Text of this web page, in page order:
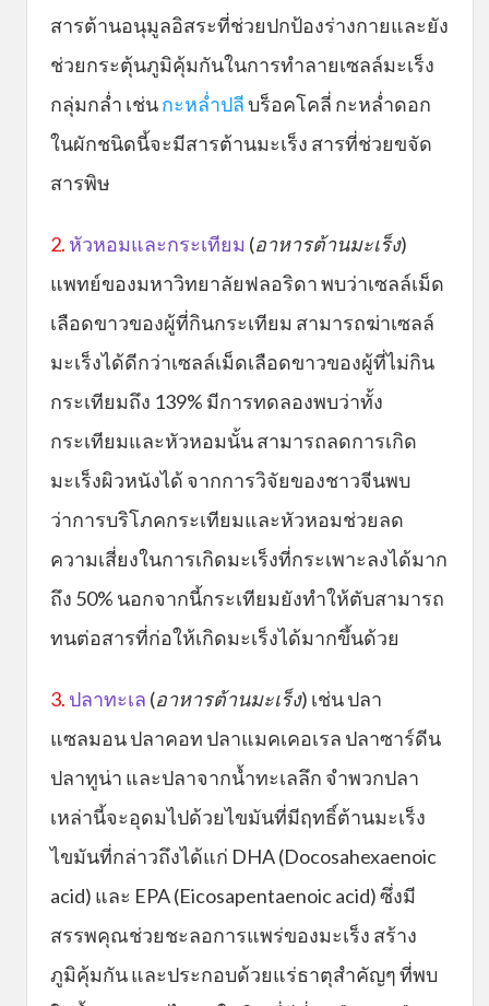
สารต้านอนุมูลอิสระที่ช่วยปกป้องร่างกายและยัง
ช่วยกระตุ้นภูมิคุ้มกันในการทำลายเซลล์มะเร็ง
กลุ่มกล่ำ เช่นกะหล่ำปลีบร็อคโคลี่ กะหล่ำดอก
ในผักชนิดนี้จะมีสารต้านมะเร็ง สารที่ช่วยขจัด
สารพิษ
2. หัวหอมและกระเทียม (อาหารต้านมะเร็ง)
แพทย์ของมหาวิทยาลัยฟลอริดา พบว่าเซลล์เม็ด
เลือดขาวของผู้ที่กินกระเทียม สามารถฆ่าเซลล์
มะเร็งได้ดีกว่าเซลล์เม็ดเลือดขาวของผู้ที่ไม่กิน
กระเทียมถึง 139% มีการทดลองพบว่าทั้ง
กระเทียมและหัวหอมนั้น สามารถลดการเกิด
มะเร็งผิวหนังได้ จากการวิจัยของชาวจีนพบ
ว่าการบริโภคกระเทียมและหัวหอมช่วยลด
ความเสี่ยงในการเกิดมะเร็งที่กระเพาะลงได้มาก
ถึง 50% นอกจากนี้กระเทียมยังทำให้ตับสามารถ
ทนต่อสารที่ก่อให้เกิดมะเร็งได้มากขึ้นด้วย
3. ปลาทะเล (อาหารต้านมะเร็ง) เช่น ปลา
แซลมอน ปลาคอท ปลาแมคเคอเรล ปลาซาร์ดีน
ปลาทูน่า และปลาจากน้ำทะเลลึก จำพวกปลา
เหล่านี้จะอุดมไปด้วยไขมันที่มีฤทธิ์ต้านมะเร็ง
ไขมันที่กล่าวถึงได้แก่ DHA (Docosahexaenoic
acid) และ EPA (Eicosapentaenoic acid) ซึ่งมี
สรรพคุณช่วยชะลอการแพร่ของมะเร็ง สร้าง
ภูมิคุ้มกัน และประกอบด้วยแร่ธาตุสำคัญๆ ที่พบ